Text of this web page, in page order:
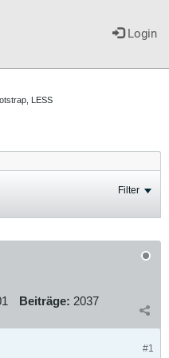
Login
LESS
Filter
Beiträge: 2037
#1